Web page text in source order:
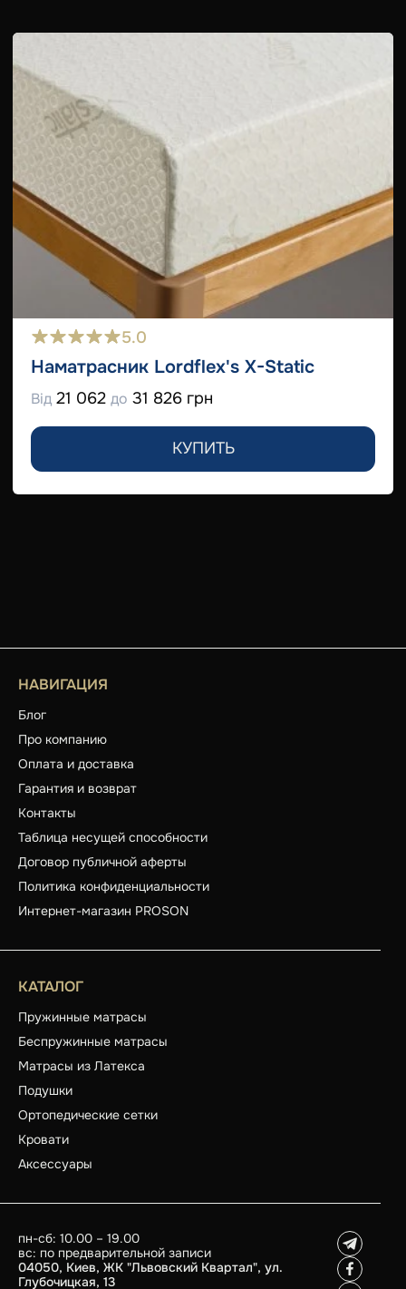
5.0
Наматрасник Lordflex's Х-Static
Від 21 062 до 31 826 грн
КУПИТЬ
НАВИГАЦИЯ
Блог
Про компанию
Оплата и доставка
Гарантия и возврат
Контакты
Таблица несущей способности
Договор публичной аферты
Политика конфиденциальности
Интернет-магазин PROSON
КАТАЛОГ
Пружинные матрасы
Беспружинные матрасы
Матрасы из Латекса
Подушки
Ортопедические сетки
Кровати
Аксессуары
пн-сб: 10.00 – 19.00
вс: по предварительной записи
04050, Киев, ЖК "Львовский Квартал", ул.
Глубочицкая, 13